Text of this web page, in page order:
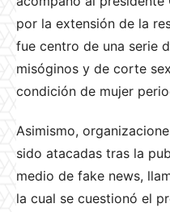
por la extensión de la
fue centro de una serie
misóginos y de corte
condición de mujer
Asimismo,
sido atacadas tras la
medio de fake news,
la cual se cuestionó el